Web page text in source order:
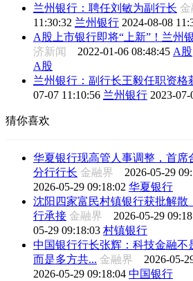
兰州银行：聘任刘敏为副行长
11:30:32 兰州银行 2024-08-08
A股上市银行即将“上新”！兰州
济新闻 2022-01-06 08:48:45 A股
A股
兰州银行：副行长王毅任职资格
07-07 11:10:56 兰州银行 2023-
猜你喜欢
华夏银行现高管人事调整，首席
分行行长 金融界 2026-05-29
2026-05-29 09:18:02 华夏银行
沈阳四家富民村镇银行获批解散
行承接 金融界 2026-05-29
05-29 09:18:03 村镇银行
中国银行行长张辉：科技金融不
而是多方共... 金融界 2026-05-
2026-05-29 09:18:04 中国银行